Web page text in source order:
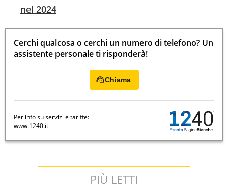
nel 2024
Cerchi qualcosa o cerchi un numero di telefono? Un
assistente personale ti risponderà!
Chiama
Per info su servizi e tariffe:
www.1240.it
PIÙ LETTI